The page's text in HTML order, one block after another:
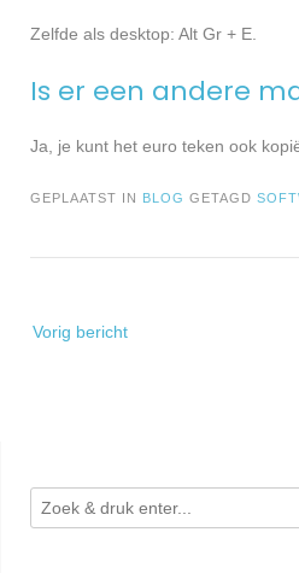
Zelfde als desktop: Alt Gr + E.
Is er een andere
Ja, je kunt het euro teken ook
GEPLAATST IN BLOG GETAGD
navigatie
Vorig bericht